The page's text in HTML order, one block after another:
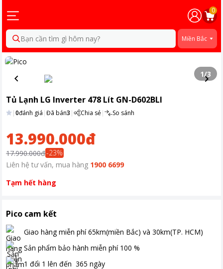
0
Bạn cần tìm gì hôm nay? Miền Bắc
1/3
Tủ Lạnh LG Inverter 478 Lít GN-D602BLI
|0đánh giá |Đã bán3 | Chia sẻ| So sánh
13.990.000đ
17.990.000đ-23%
Liên hệ tư vấn, mua hàng 1900 6699
Tạm hết hàng
Pico cam kết
Giao hàng miễn phí 65km(miền Bắc) và 30km(TP. HCM)
Sản phẩm bảo hành miễn phí 100 %
1 đổi 1 lên đến 365 ngày